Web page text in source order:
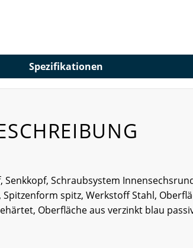
Spezifikationen
Schraubsystem
spitz, Werkstoff Stahl,
Oberfläche aus verzinkt blau